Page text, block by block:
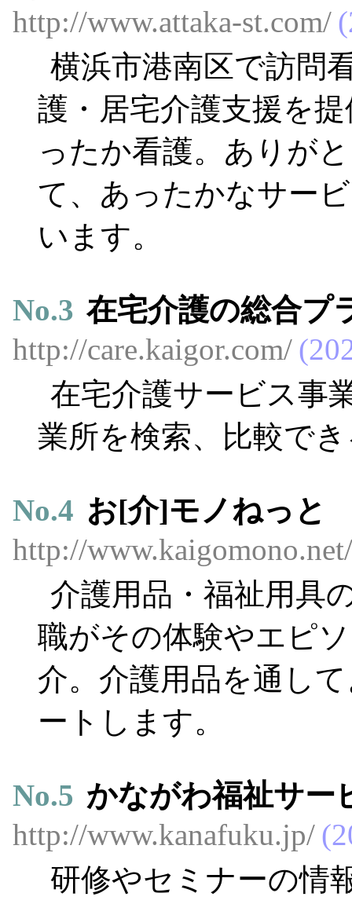
http://www.attaka-st.com/
横浜市港南区で訪問
護・居宅介護支援を
ったか看護。ありが
て、あったかなサー
います。
No.3 在宅介護の総合プ
http://care.kaigor.com/
在宅介護サービス事
業所を検索、比較で
No.4 お[介]モノねっと
http://www.kaigomono.net/
介護用品・福祉用具
職がその体験やエピ
介。介護用品を通し
ートします。
No.5 かながわ福祉サー
http://www.kanafuku.jp/
研修やセミナーの情